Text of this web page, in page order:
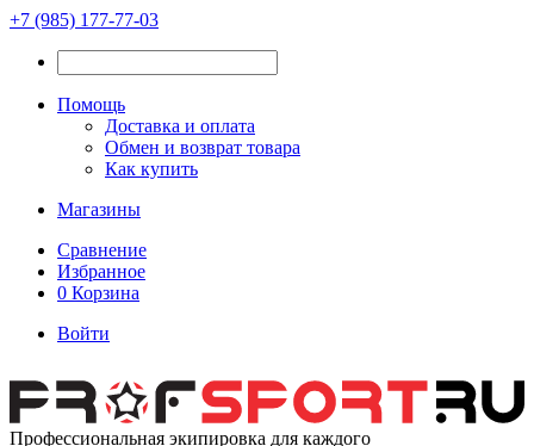
+7 (985) 177-77-03
Помощь
Доставка и оплата
Обмен и возврат товара
Как купить
Магазины
Сравнение
Избранное
0 Корзина
Войти
Профессиональная экипировка для каждого